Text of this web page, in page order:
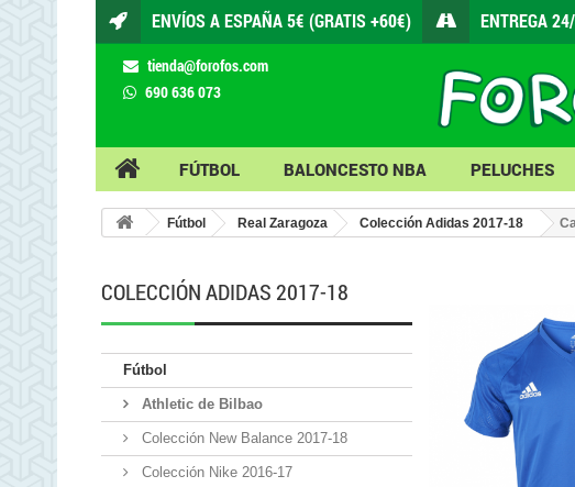
ENVÍOS A ESPAÑA 5€ (GRATIS +60€) ENTREGA
tienda@forofos.com
690 636 073
FÚTBOL BALONCESTO NBA PELUCHES
Fútbol Real Zaragoza Colección Adidas 2017-18
COLECCIÓN ADIDAS 2017-18
Fútbol
Athletic de Bilbao
Colección New Balance 2017-18
Colección Nike 2016-17